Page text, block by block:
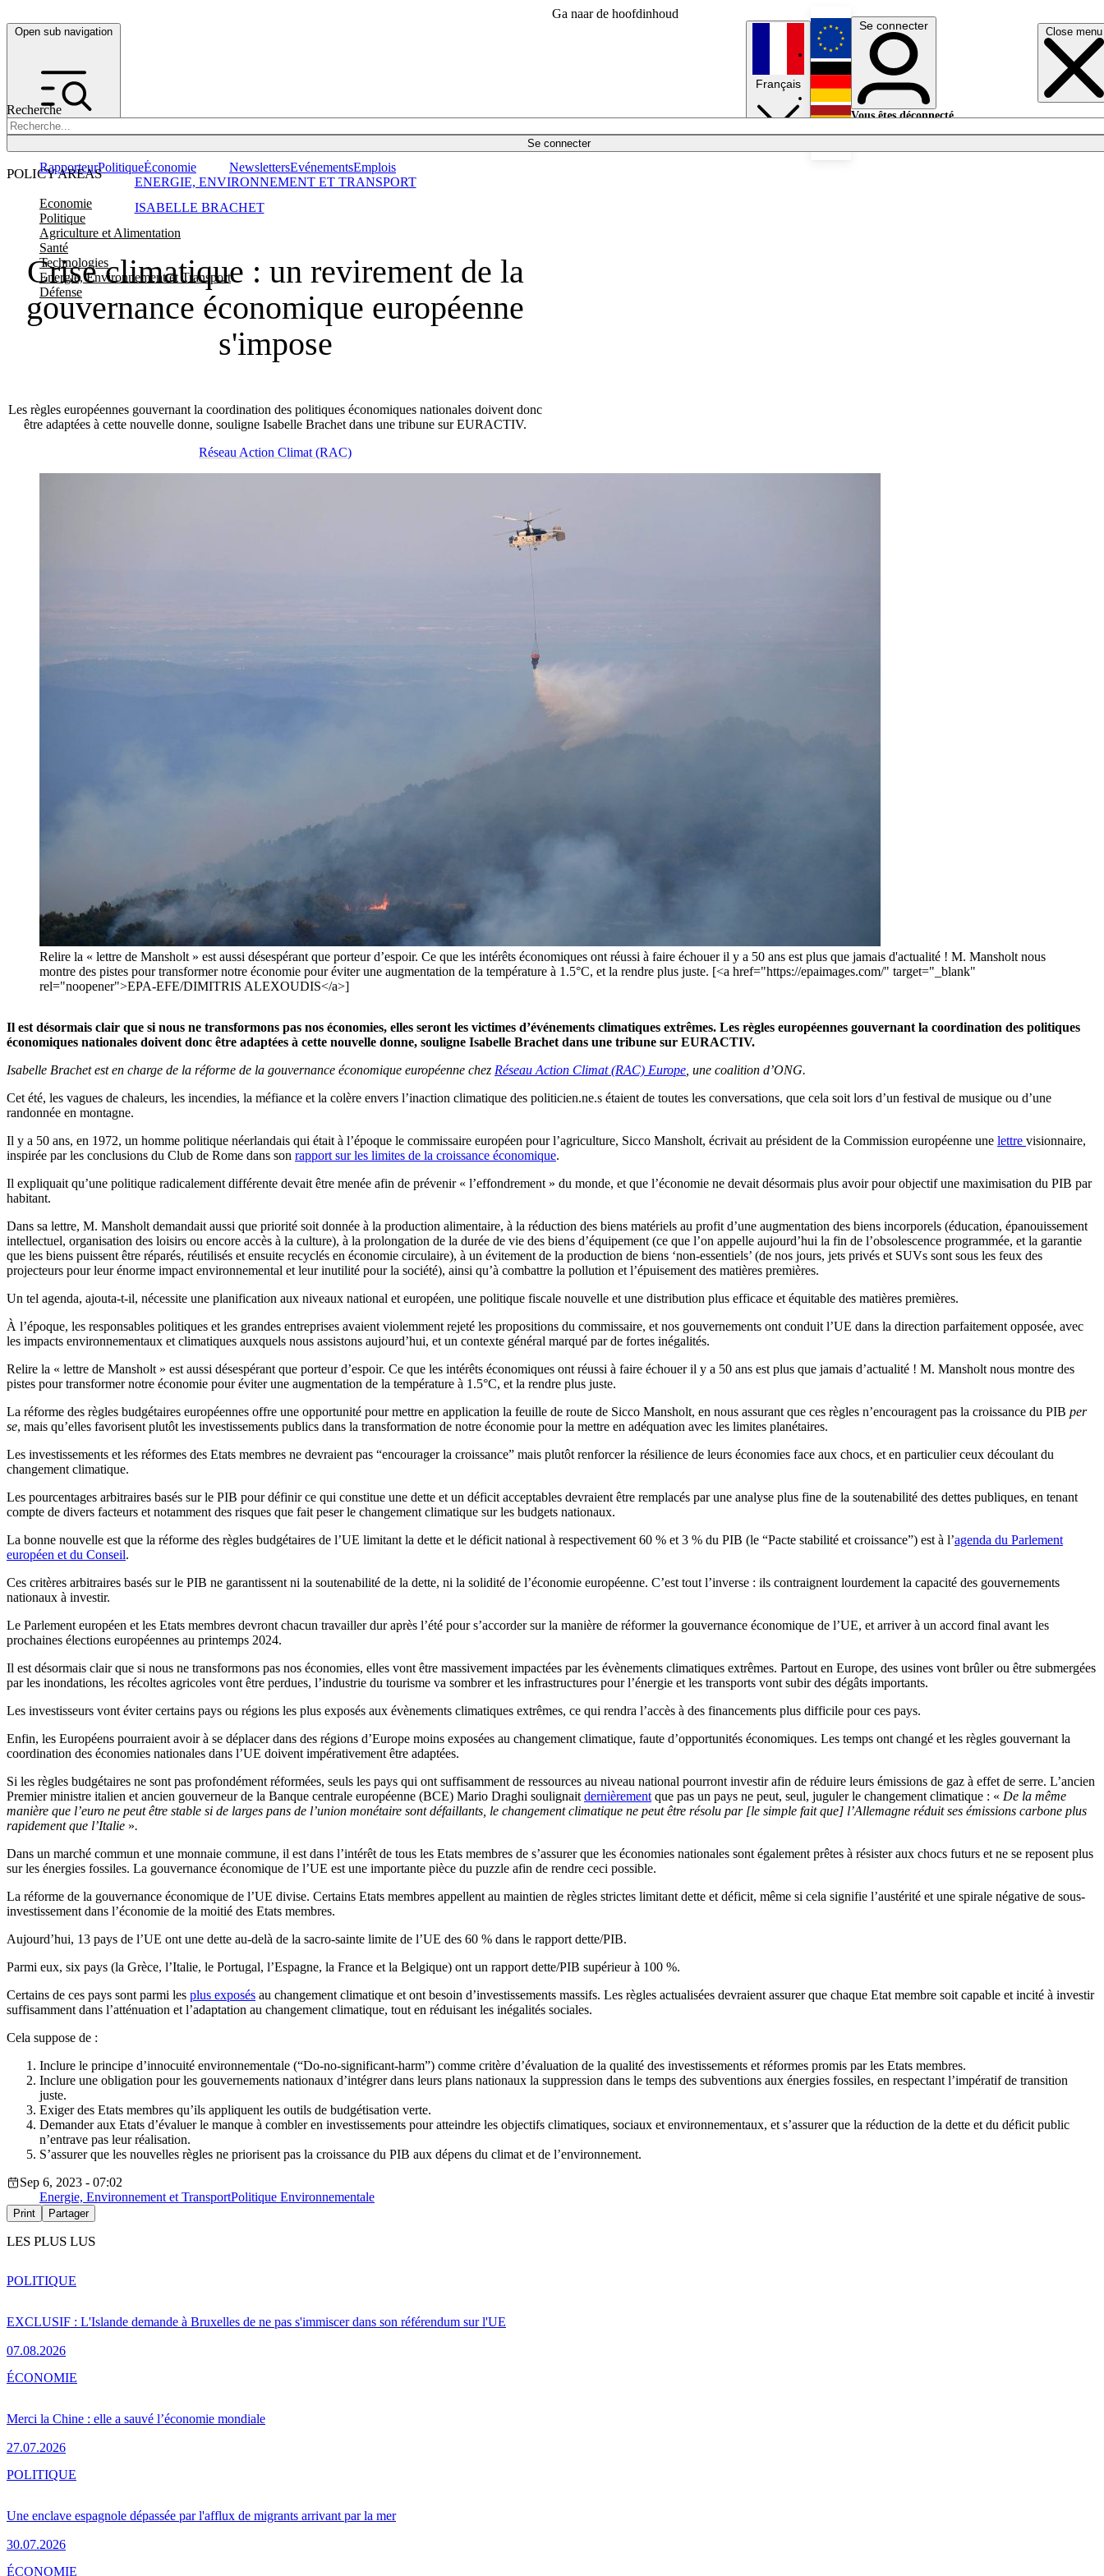
Ga naar de hoofdinhoud
Open sub navigation Close menu
Recherche
Se connecter
POLICY AREAS
Economie
Politique
Agriculture et Alimentation
Santé
Technologies
Energie, Environnement et Transport
Défense
RapporteurPolitiqueÉconomie NewslettersEvénementsEmplois
Français
English
Deutsch
Se connecter
Vous êtes déconnecté.
Crise climatique : un revirement de la
gouvernance économique européenne
s'impose
Les règles européennes gouvernant la coordination des politiques économiques nationales doivent donc
être adaptées à cette nouvelle donne, souligne Isabelle Brachet dans une tribune sur EURACTIV.
ISABELLE BRACHET
ENERGIE, ENVIRONNEMENT ET TRANSPORT
Réseau Action Climat (RAC)
Relire la « lettre de Mansholt » est aussi désespérant que porteur d’espoir. Ce que les intérêts économiques ont réussi à faire échouer il y a 50 ans est plus que jamais d'actualité ! M. Mansholt nous
montre des pistes pour transformer notre économie pour éviter une augmentation de la température à 1.5°C, et la rendre plus juste. [<a href="https://epaimages.com/" target="_blank"
rel="noopener">EPA-EFE/DIMITRIS ALEXOUDIS</a>]
Il est désormais clair que si nous ne transformons pas nos économies, elles seront les victimes d’événements climatiques extrêmes. Les règles européennes gouvernant la coordination des politiques
économiques nationales doivent donc être adaptées à cette nouvelle donne, souligne Isabelle Brachet dans une tribune sur EURACTIV.
Isabelle Brachet est en charge de la réforme de la gouvernance économique européenne chez Réseau Action Climat (RAC) Europe , une coalition d’ONG.
Cet été, les vagues de chaleurs, les incendies, la méfiance et la colère envers l’inaction climatique des politicien.ne.s étaient de toutes les conversations, que cela soit lors d’un festival de musique ou d’une
randonnée en montagne.
Il y a 50 ans, en 1972, un homme politique néerlandais qui était à l’époque le commissaire européen pour l’agriculture, Sicco Mansholt, écrivait au président de la Commission européenne une lettre visionnaire,
inspirée par les conclusions du Club de Rome dans son rapport sur les limites de la croissance économique.
Il expliquait qu’une politique radicalement différente devait être menée afin de prévenir « l’effondrement » du monde, et que l’économie ne devait désormais plus avoir pour objectif une maximisation du PIB par
habitant.
Dans sa lettre, M. Mansholt demandait aussi que priorité soit donnée à la production alimentaire, à la réduction des biens matériels au profit d’une augmentation des biens incorporels (éducation, épanouissement
intellectuel, organisation des loisirs ou encore accès à la culture), à la prolongation de la durée de vie des biens d’équipement (ce que l’on appelle aujourd’hui la fin de l’obsolescence programmée, et la garantie
que les biens puissent être réparés, réutilisés et ensuite recyclés en économie circulaire), à un évitement de la production de biens ‘non-essentiels’ (de nos jours, jets privés et SUVs sont sous les feux des
projecteurs pour leur énorme impact environnemental et leur inutilité pour la société), ainsi qu’à combattre la pollution et l’épuisement des matières premières.
Un tel agenda, ajouta-t-il, nécessite une planification aux niveaux national et européen, une politique fiscale nouvelle et une distribution plus efficace et équitable des matières premières.
À l’époque, les responsables politiques et les grandes entreprises avaient violemment rejeté les propositions du commissaire, et nos gouvernements ont conduit l’UE dans la direction parfaitement opposée, avec
les impacts environnementaux et climatiques auxquels nous assistons aujourd’hui, et un contexte général marqué par de fortes inégalités.
Relire la « lettre de Mansholt » est aussi désespérant que porteur d’espoir. Ce que les intérêts économiques ont réussi à faire échouer il y a 50 ans est plus que jamais d’actualité ! M. Mansholt nous montre des
pistes pour transformer notre économie pour éviter une augmentation de la température à 1.5°C, et la rendre plus juste.
La réforme des règles budgétaires européennes offre une opportunité pour mettre en application la feuille de route de Sicco Mansholt, en nous assurant que ces règles n’encouragent pas la croissance du PIB per
se, mais qu’elles favorisent plutôt les investissements publics dans la transformation de notre économie pour la mettre en adéquation avec les limites planétaires.
Les investissements et les réformes des Etats membres ne devraient pas “encourager la croissance” mais plutôt renforcer la résilience de leurs économies face aux chocs, et en particulier ceux découlant du
changement climatique.
Les pourcentages arbitraires basés sur le PIB pour définir ce qui constitue une dette et un déficit acceptables devraient être remplacés par une analyse plus fine de la soutenabilité des dettes publiques, en tenant
compte de divers facteurs et notamment des risques que fait peser le changement climatique sur les budgets nationaux.
La bonne nouvelle est que la réforme des règles budgétaires de l’UE limitant la dette et le déficit national à respectivement 60 % et 3 % du PIB (le “Pacte stabilité et croissance”) est à l’agenda du Parlement
européen et du Conseil.
Ces critères arbitraires basés sur le PIB ne garantissent ni la soutenabilité de la dette, ni la solidité de l’économie européenne. C’est tout l’inverse : ils contraignent lourdement la capacité des gouvernements
nationaux à investir.
Le Parlement européen et les Etats membres devront chacun travailler dur après l’été pour s’accorder sur la manière de réformer la gouvernance économique de l’UE, et arriver à un accord final avant les
prochaines élections européennes au printemps 2024.
Il est désormais clair que si nous ne transformons pas nos économies, elles vont être massivement impactées par les évènements climatiques extrêmes. Partout en Europe, des usines vont brûler ou être submergées
par les inondations, les récoltes agricoles vont être perdues, l’industrie du tourisme va sombrer et les infrastructures pour l’énergie et les transports vont subir des dégâts importants.
Les investisseurs vont éviter certains pays ou régions les plus exposés aux évènements climatiques extrêmes, ce qui rendra l’accès à des financements plus difficile pour ces pays.
Enfin, les Européens pourraient avoir à se déplacer dans des régions d’Europe moins exposées au changement climatique, faute d’opportunités économiques. Les temps ont changé et les règles gouvernant la
coordination des économies nationales dans l’UE doivent impérativement être adaptées.
Si les règles budgétaires ne sont pas profondément réformées, seuls les pays qui ont suffisamment de ressources au niveau national pourront investir afin de réduire leurs émissions de gaz à effet de serre. L’ancien
Premier ministre italien et ancien gouverneur de la Banque centrale européenne (BCE) Mario Draghi soulignait dernièrement que pas un pays ne peut, seul, juguler le changement climatique : « De la même
manière que l’euro ne peut être stable si de larges pans de l’union monétaire sont défaillants, le changement climatique ne peut être résolu par [le simple fait que] l’Allemagne réduit ses émissions carbone plus
rapidement que l’Italie ».
Dans un marché commun et une monnaie commune, il est dans l’intérêt de tous les Etats membres de s’assurer que les économies nationales sont également prêtes à résister aux chocs futurs et ne se reposent plus
sur les énergies fossiles. La gouvernance économique de l’UE est une importante pièce du puzzle afin de rendre ceci possible.
La réforme de la gouvernance économique de l’UE divise. Certains Etats membres appellent au maintien de règles strictes limitant dette et déficit, même si cela signifie l’austérité et une spirale négative de sous-
investissement dans l’économie de la moitié des Etats membres.
Aujourd’hui, 13 pays de l’UE ont une dette au-delà de la sacro-sainte limite de l’UE des 60 % dans le rapport dette/PIB.
Parmi eux, six pays (la Grèce, l’Italie, le Portugal, l’Espagne, la France et la Belgique) ont un rapport dette/PIB supérieur à 100 %.
Certains de ces pays sont parmi les plus exposés au changement climatique et ont besoin d’investissements massifs. Les règles actualisées devraient assurer que chaque Etat membre soit capable et incité à investir
suffisamment dans l’atténuation et l’adaptation au changement climatique, tout en réduisant les inégalités sociales.
Cela suppose de :
Inclure le principe d’innocuité environnementale (“Do-no-significant-harm”) comme critère d’évaluation de la qualité des investissements et réformes promis par les Etats membres.
Inclure une obligation pour les gouvernements nationaux d’intégrer dans leurs plans nationaux la suppression dans le temps des subventions aux énergies fossiles, en respectant l’impératif de transition
juste.
Exiger des Etats membres qu’ils appliquent les outils de budgétisation verte.
Demander aux Etats d’évaluer le manque à combler en investissements pour atteindre les objectifs climatiques, sociaux et environnementaux, et s’assurer que la réduction de la dette et du déficit public
n’entrave pas leur réalisation.
S’assurer que les nouvelles règles ne priorisent pas la croissance du PIB aux dépens du climat et de l’environnement.
Sep 6, 2023 - 07:02
Energie, Environnement et TransportPolitique Environnementale
Print Partager
LES PLUS LUS
EXCLUSIF : L'Islande demande à Bruxelles de ne pas s'immiscer dans son référendum sur l'UE
07.08.2026
POLITIQUE
Merci la Chine : elle a sauvé l’économie mondiale
27.07.2026
ÉCONOMIE
Une enclave espagnole dépassée par l'afflux de migrants arrivant par la mer
30.07.2026
POLITIQUE
ÉCONOMIE